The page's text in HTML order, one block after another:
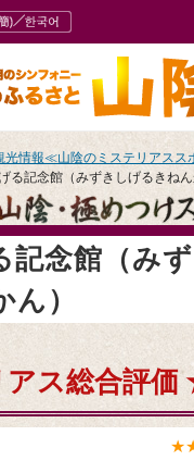
光情報≪山陰のミステリアスス
る記念館（みずきしげるきねん
記念館（み
）
アス総合評